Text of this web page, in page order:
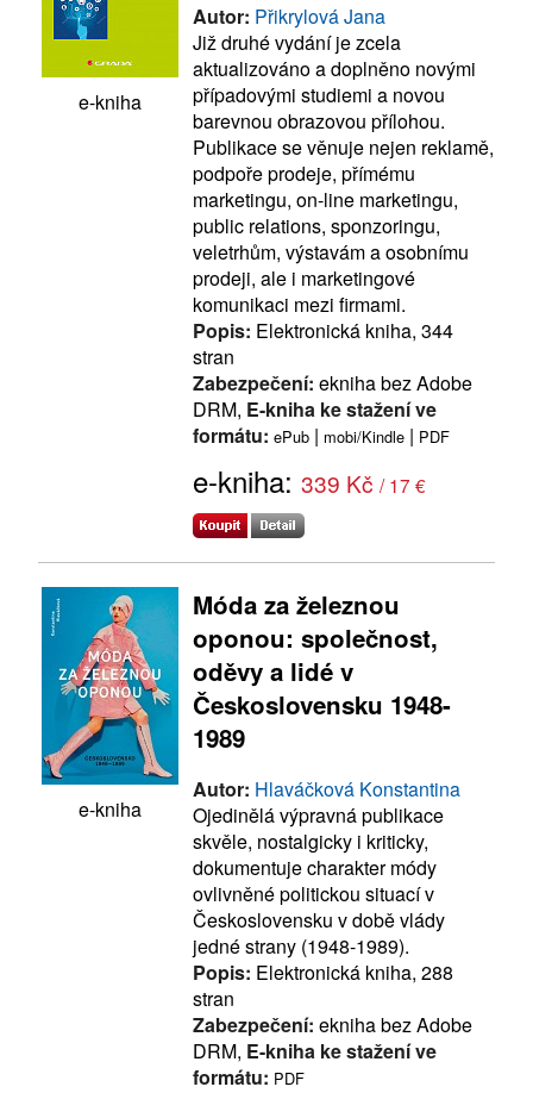
e-kniha
Autor: Přikrylová Jana
Již druhé vydání je zcela
aktualizováno a doplněno novými
případovými studiemi a novou
barevnou obrazovou přílohou.
Publikace se věnuje nejen reklamě,
podpoře prodeje, přímému
marketingu, on-line marketingu,
public relations, sponzoringu,
veletrhům, výstavám a osobnímu
prodeji, ale i marketingové
komunikaci mezi firmami.
Popis: Elektronická kniha, 344
stran
Zabezpečení: ekniha bez Adobe
DRM, E-kniha ke stažení ve
formátu: ePub | mobi/Kindle | PDF
e-kniha: 339 Kč / 17 €
e-kniha
Móda za železnou
oponou: společnost,
oděvy a lidé v
Československu 1948-
1989
Autor: Hlaváčková Konstantina
Ojedinělá výpravná publikace
skvěle, nostalgicky i kriticky,
dokumentuje charakter módy
ovlivněné politickou situací v
Československu v době vlády
jedné strany (1948-1989).
Popis: Elektronická kniha, 288
stran
Zabezpečení: ekniha bez Adobe
DRM, E-kniha ke stažení ve
formátu: PDF